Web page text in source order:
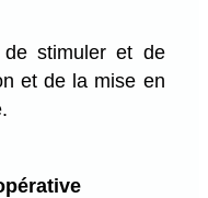
stimuler et de
et de la mise en